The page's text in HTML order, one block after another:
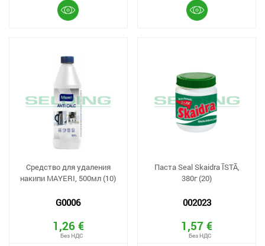
Средство для удаления
накипи MAYERI, 500мл (10)
G0006
1,26 €
Паста Seal Skaidra ĪSTĀ,
380г (20)
002023
1,57 €